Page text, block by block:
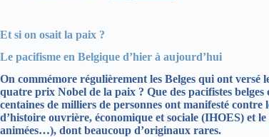
Et si on osait la paix ?
Le pacifisme en Belgique d’hier à aujourd’hui
On commémore régulièrement les Belges qui ont
quatre prix Nobel de la paix ? Que des pacifistes
centaines de milliers de personnes ont manifesté
d’histoire ouvrière, économique et sociale (IHOES) et
animées…), dont beaucoup d’originaux rares.